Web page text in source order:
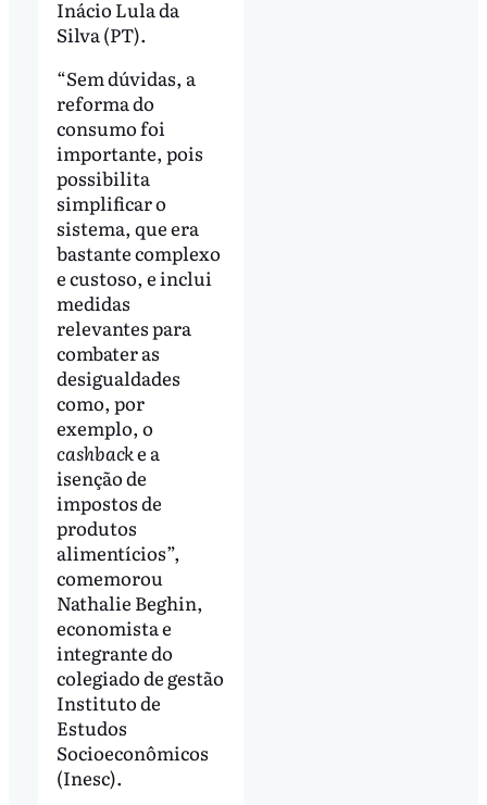
Inácio Lula da
Silva (PT).
“Sem dúvidas, a
reforma do
consumo foi
importante, pois
possibilita
simplificar o
sistema, que era
bastante complexo
e custoso, e inclui
medidas
relevantes para
combater as
desigualdades
como, por
exemplo, o
cashbacke a
isenção de
impostos de
produtos
alimentícios”,
comemorou
Nathalie Beghin,
economista e
integrante do
colegiado de gestão
Instituto de
Estudos
Socioeconômicos
(Inesc).